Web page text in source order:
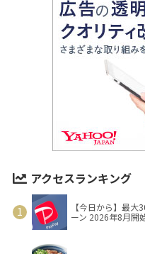
アクセスランキング
【今日から】最
ーン 2026年8月開